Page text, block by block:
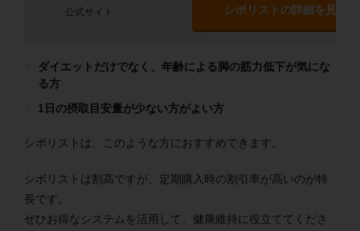
公式サイト シボリストの詳細を見る
ダイエットだけでなく、年齢による脚の筋力低下が気にな
る方
1日の摂取目安量が少ない方がよい方
シボリストは、このような方におすすめできます。
シボリストは割高ですが、定期購入時の割引率が高いのが特
長です。
ぜひお得なシステムを活用して、健康維持に役立ててくださ